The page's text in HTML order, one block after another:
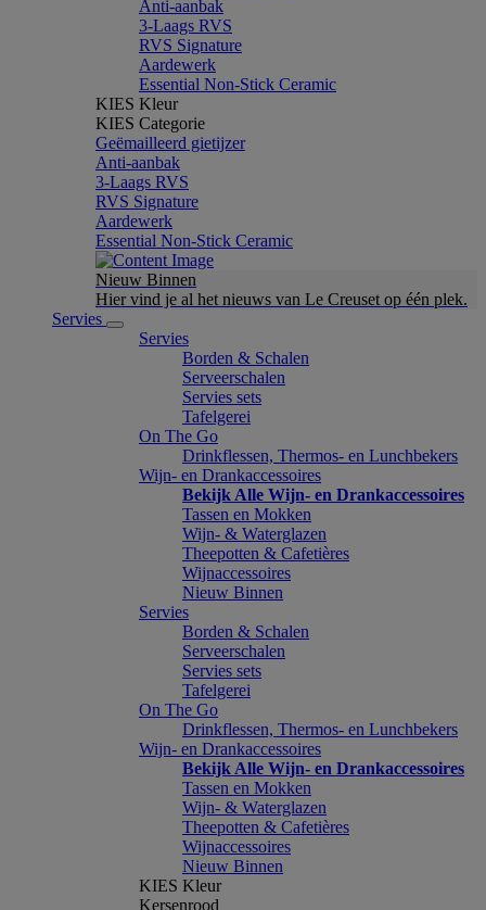
Anti-aanbak
3-Laags RVS
RVS Signature
Aardewerk
Essential Non-Stick Ceramic
KIES Kleur
KIES Categorie
Geëmailleerd gietijzer
Anti-aanbak
3-Laags RVS
RVS Signature
Aardewerk
Essential Non-Stick Ceramic
Nieuw Binnen
Hier vind je al het nieuws van Le Creuset op één plek.
Servies
Servies
Borden & Schalen
Serveerschalen
Servies sets
Tafelgerei
On The Go
Drinkflessen, Thermos- en Lunchbekers
Wijn- en Drankaccessoires
Bekijk Alle Wijn- en Drankaccessoires
Tassen en Mokken
Wijn- & Waterglazen
Theepotten & Cafetières
Wijnaccessoires
Nieuw Binnen
Servies
Borden & Schalen
Serveerschalen
Servies sets
Tafelgerei
On The Go
Drinkflessen, Thermos- en Lunchbekers
Wijn- en Drankaccessoires
Bekijk Alle Wijn- en Drankaccessoires
Tassen en Mokken
Wijn- & Waterglazen
Theepotten & Cafetières
Wijnaccessoires
Nieuw Binnen
KIES Kleur
Kersenrood